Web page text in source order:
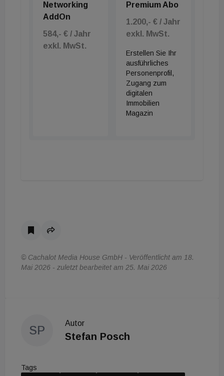
Networking
AddOn
584,- € / Jahr
exkl. MwSt.
Premium Abo
1.200,- € / Jahr
exkl. MwSt.
Erstellen Sie Ihr
ausführliches
Personenprofil,
Zugang zum
digitalen
Immobilien
Magazin
© Cachalot Media House GmbH - Veröffentlicht am 18.
Mai 2026 - zuletzt bearbeitet am 25. Mai 2026
SP
Autor
Stefan Posch
Tags